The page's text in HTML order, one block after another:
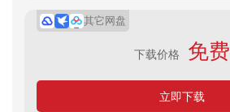
其它网盘
下载价格 免费
立即下载